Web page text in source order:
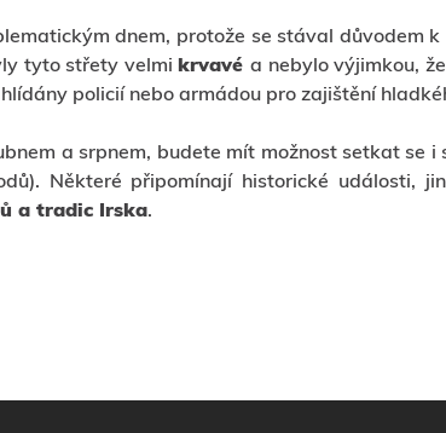
dnem, protože se stával důvodem k
tyto střety velmi krvavéa nebylo výjimkou,
policií nebo armádou pro zajištění
a srpnem, budete mít možnost setkat se i
Některé připomínají historické události,
a tradic Irska.